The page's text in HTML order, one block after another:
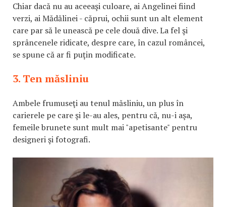
Chiar dacă nu au aceeaşi culoare, ai Angelinei fiind
verzi, ai Mădălinei - căprui, ochii sunt un alt element
care par să le unească pe cele două dive. La fel şi
sprâncenele ridicate, despre care, în cazul româncei,
se spune că ar fi puţin modificate.
3. Ten măsliniu
Ambele frumuseţi au tenul măsliniu, un plus în
carierele pe care şi le-au ales, pentru că, nu-i aşa,
femeile brunete sunt mult mai "apetisante" pentru
designeri şi fotografi.